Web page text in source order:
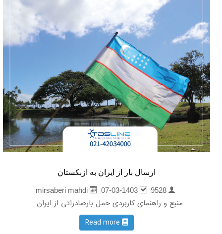
ارسال بار از ایران به ازبکستان
mirsaberi mahdi
07-03-1403 9528
منبع و راهنمای کاربردی حمل بارصادراتی از ایران...
Read more